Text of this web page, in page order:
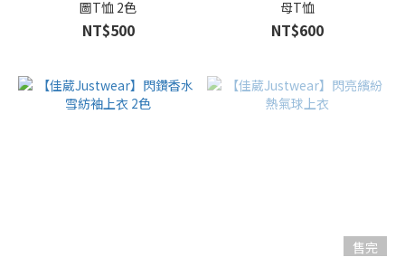
圖T恤 2色
NT$500
母T恤
NT$600
售完